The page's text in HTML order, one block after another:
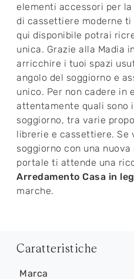
elementi accessori per
di cassettiere moderne ti
qui disponibile potrai
unica. Grazie alla Madia
arricchire i tuoi spazi
angolo del soggiorno e
unico. Per non cadere in
attentamente quali sono
soggiorno, tra varie
librerie e cassettiere. Se
soggiorno con una
portale ti attende una
Arredamento Casa in
marche.
Caratteristiche
Marca